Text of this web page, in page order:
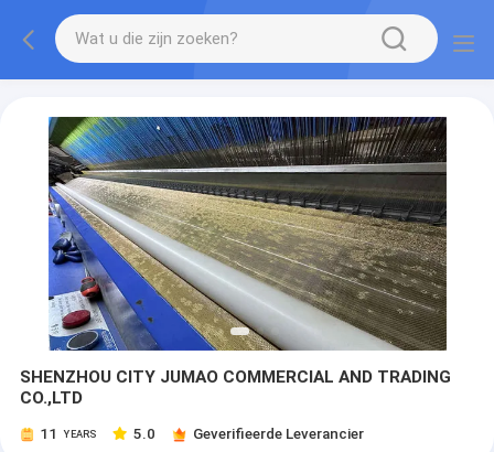
SHENZHOU CITY JUMAO COMMERCIAL AND TRADING
CO.,LTD
11 YEARS 5.0 Geverifieerde Leverancier